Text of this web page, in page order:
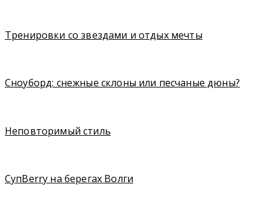
Тренировки со звездами и отдых мечты
Сноуборд: снежные склоны или песчаные дюны?
Неповторимый стиль
СупBerry на берегах Волги